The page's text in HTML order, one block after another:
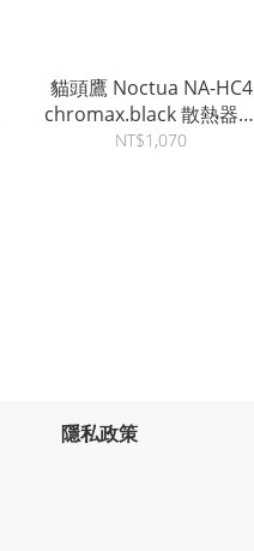
貓頭鷹 Noctua NA-HC4
chromax.black 散熱器飾
板
NT$1,070
隱私政策